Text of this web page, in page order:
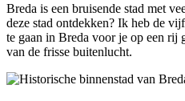
Breda is een bruisende stad met
deze stad ontdekken? Ik heb de
te gaan in Breda voor je op een rij
van de frisse buitenlucht.